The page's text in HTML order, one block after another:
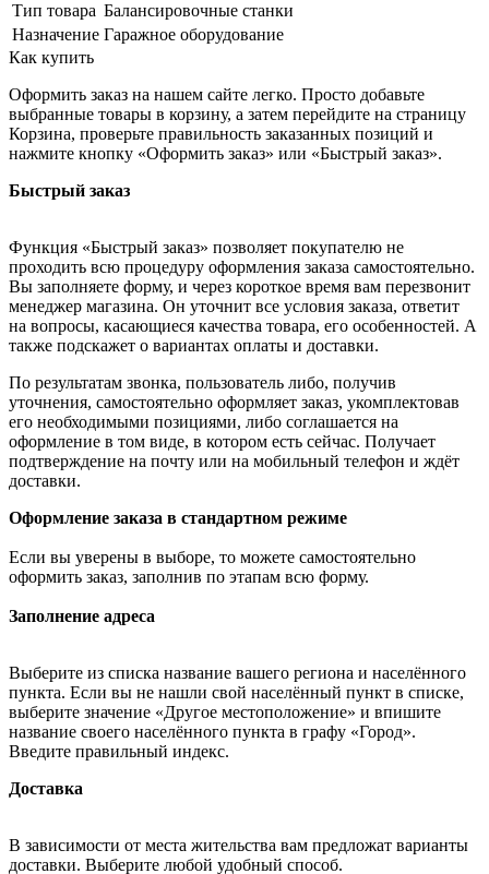
Тип товара Балансировочные станки
Назначение Гаражное оборудование
Как купить
Оформить заказ на нашем сайте легко. Просто добавьте
выбранные товары в корзину, а затем перейдите на страницу
Корзина, проверьте правильность заказанных позиций и
нажмите кнопку «Оформить заказ» или «Быстрый заказ».
Быстрый заказ
Функция «Быстрый заказ» позволяет покупателю не
проходить всю процедуру оформления заказа самостоятельно.
Вы заполняете форму, и через короткое время вам перезвонит
менеджер магазина. Он уточнит все условия заказа, ответит
на вопросы, касающиеся качества товара, его особенностей. А
также подскажет о вариантах оплаты и доставки.
По результатам звонка, пользователь либо, получив
уточнения, самостоятельно оформляет заказ, укомплектовав
его необходимыми позициями, либо соглашается на
оформление в том виде, в котором есть сейчас. Получает
подтверждение на почту или на мобильный телефон и ждёт
доставки.
Оформление заказа в стандартном режиме
Если вы уверены в выборе, то можете самостоятельно
оформить заказ, заполнив по этапам всю форму.
Заполнение адреса
Выберите из списка название вашего региона и населённого
пункта. Если вы не нашли свой населённый пункт в списке,
выберите значение «Другое местоположение» и впишите
название своего населённого пункта в графу «Город».
Введите правильный индекс.
Доставка
В зависимости от места жительства вам предложат варианты
доставки. Выберите любой удобный способ.